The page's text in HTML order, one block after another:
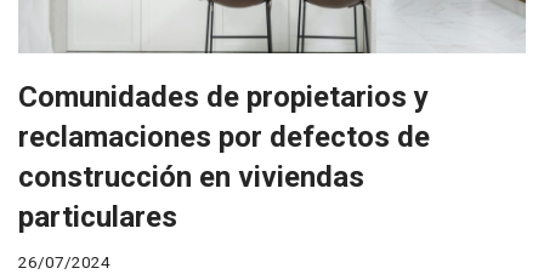
Comunidades de propietarios y
reclamaciones por defectos de
construcción en viviendas
particulares
26/07/2024